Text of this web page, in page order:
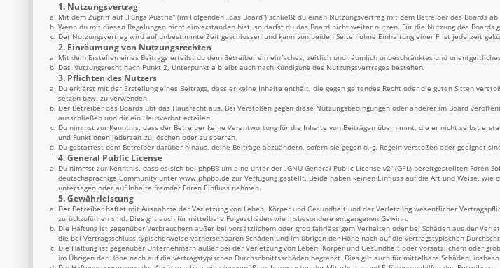
1. Nutzungsvertrag
Mit dem Zugriff auf „Funga Austria“ (im Folgenden „das Board“) schließt du einen Nutzungsvertrag mit dem Betreiber des Boards
Wenn du mit diesen Regelungen nicht einverstanden bist, so darfst du das Board nicht weiter nutzen. Für die Nutzung des
Der Nutzungsvertrag wird auf unbestimmte Zeit geschlossen und kann von beiden Seiten ohne Einhaltung einer Frist jederzeit
2. Einräumung von Nutzungsrechten
Mit dem Erstellen eines Beitrags erteilst du dem Betreiber ein einfaches, zeitlich und räumlich unbeschränktes und
Das Nutzungsrecht nach Punkt 2, Unterpunkt a bleibt auch nach Kündigung des Nutzungsvertrages bestehen.
3. Pflichten des Nutzers
Du erklärst mit der Erstellung eines Beitrags, dass er keine Inhalte enthält, die gegen geltendes Recht oder die guten Sitten
setzen bzw. zu verwenden.
Der Betreiber des Boards übt das Hausrecht aus. Bei Verstößen gegen diese Nutzungsbedingungen oder anderer im Board
ausschließen und dir ein Hausverbot erteilen.
Du nimmst zur Kenntnis, dass der Betreiber keine Verantwortung für die Inhalte von Beiträgen übernimmt, die er nicht selbst
und Funktionen jederzeit zu löschen oder zu sperren.
Du gestattest dem Betreiber darüber hinaus, deine Beiträge abzuändern, sofern sie gegen o. g. Regeln verstoßen oder geeignet
4. General Public License
Du nimmst zur Kenntnis, dass es sich bei phpBB um eine unter der „GNU General Public License v2“ (GPL) bereitgestellten Foren-
deutschsprachige Community unter www.phpbb.de zur Verfügung gestellt. Beide haben keinen Einfluss auf die Art und Weise,
untersagen oder auf Inhalte fremder Foren Einfluss nehmen.
5. Gewährleistung
Der Betreiber haftet mit Ausnahme der Verletzung von Leben, Körper und Gesundheit und der Verletzung wesentlicher
zurückzuführen sind. Dies gilt auch für mittelbare Folgeschäden wie insbesondere entgangenen Gewinn.
Die Haftung ist gegenüber Verbrauchern außer bei vorsätzlichem oder grob fahrlässigem Verhalten oder bei Schäden aus der
die bei Vertragsschluss typischerweise vorhersehbaren Schäden und im übrigen der Höhe nach auf die vertragstypischen
Die Haftung ist gegenüber Unternehmern außer bei der Verletzung von Leben, Körper und Gesundheit oder vorsätzlichem oder
im Übrigen der Höhe nach auf die vertragstypischen Durchschnittsschäden begrenzt. Dies gilt auch für mittelbare Schäden,